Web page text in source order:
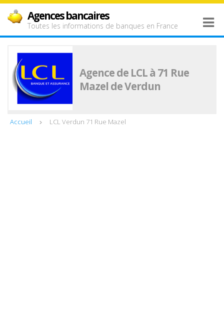
Agences bancaires
Toutes les informations de banques en France
Agence de LCL à 71 Rue
Mazel de Verdun
Accueil LCL Verdun 71 Rue Mazel